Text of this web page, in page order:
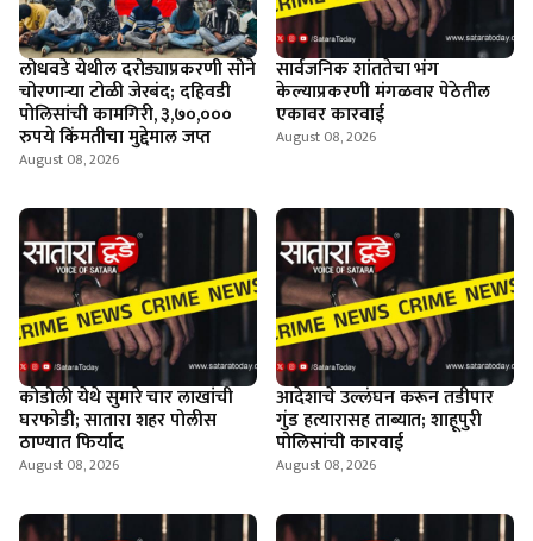
लोधवडे येथील दरोड्याप्रकरणी सोने
चोरणाऱ्या टोळी जेरबंद; दहिवडी
पोलिसांची कामगिरी, ३,७०,०००
रुपये किंमतीचा मुद्देमाल जप्त
August 08, 2026
सार्वजनिक शांततेचा भंग
केल्याप्रकरणी मंगळवार पेठेतील
एकावर कारवाई
August 08, 2026
कोडोली येथे सुमारे चार लाखांची
घरफोडी; सातारा शहर पोलीस
ठाण्यात फिर्याद
August 08, 2026
आदेशाचे उल्लंघन करून तडीपार
गुंड हत्यारासह ताब्यात; शाहूपुरी
पोलिसांची कारवाई
August 08, 2026